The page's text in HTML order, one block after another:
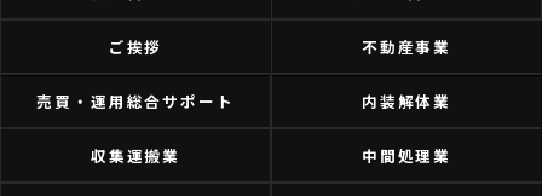
ご挨拶 不動産事業
売買・運用総合サポート 内装解体業
収集運搬業 中間処理業